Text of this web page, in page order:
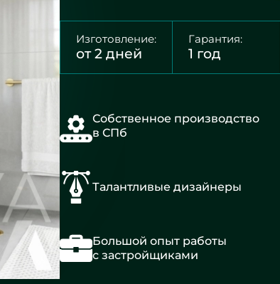
Изготовление:
от 2 дней
Гарантия:
1 год
Собственное производство
в СПб
Талантливые дизайнеры
Большой опыт работы
с застройщиками